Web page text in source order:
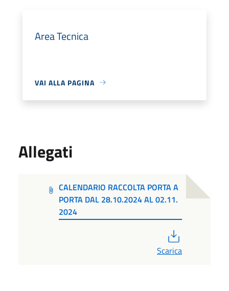
Area Tecnica
VAI ALLA PAGINA
Allegati
CALENDARIO RACCOLTA PORTA A
PORTA DAL 28.10.2024 AL 02.11.
2024
Scarica